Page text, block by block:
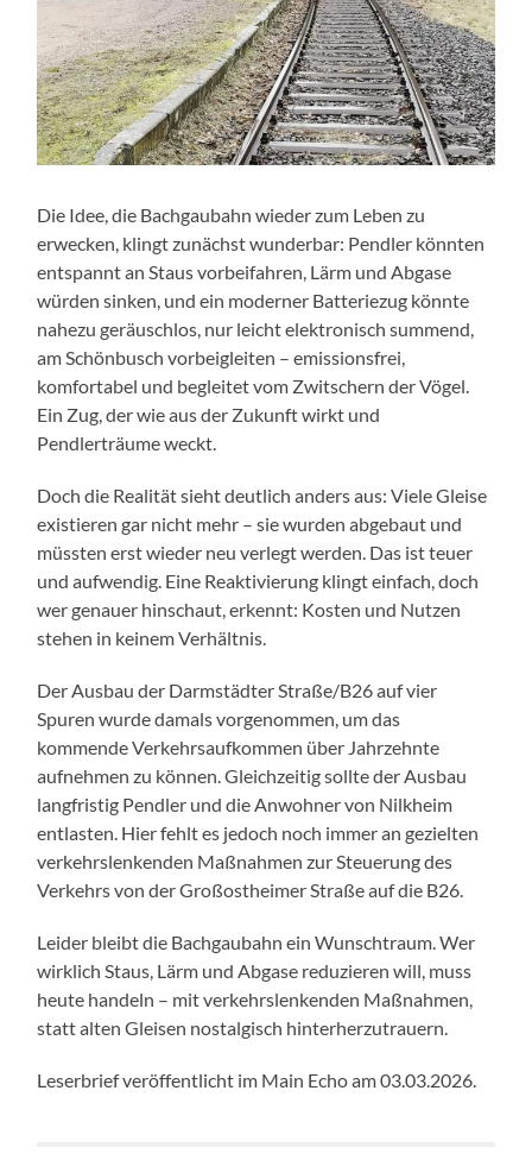
Die Idee, die Bachgaubahn wieder zum Leben zu
erwecken, klingt zunächst wunderbar: Pendler könnten
entspannt an Staus vorbeifahren, Lärm und Abgase
würden sinken, und ein moderner Batteriezug könnte
nahezu geräuschlos, nur leicht elektronisch summend,
am Schönbusch vorbeigleiten – emissionsfrei,
komfortabel und begleitet vom Zwitschern der Vögel.
Ein Zug, der wie aus der Zukunft wirkt und
Pendlerträume weckt.
Doch die Realität sieht deutlich anders aus: Viele Gleise
existieren gar nicht mehr – sie wurden abgebaut und
müssten erst wieder neu verlegt werden. Das ist teuer
und aufwendig. Eine Reaktivierung klingt einfach, doch
wer genauer hinschaut, erkennt: Kosten und Nutzen
stehen in keinem Verhältnis.
Der Ausbau der Darmstädter Straße/B26 auf vier
Spuren wurde damals vorgenommen, um das
kommende Verkehrsaufkommen über Jahrzehnte
aufnehmen zu können. Gleichzeitig sollte der Ausbau
langfristig Pendler und die Anwohner von Nilkheim
entlasten. Hier fehlt es jedoch noch immer an gezielten
verkehrslenkenden Maßnahmen zur Steuerung des
Verkehrs von der Großostheimer Straße auf die B26.
Leider bleibt die Bachgaubahn ein Wunschtraum. Wer
wirklich Staus, Lärm und Abgase reduzieren will, muss
heute handeln – mit verkehrslenkenden Maßnahmen,
statt alten Gleisen nostalgisch hinterherzutrauern.
Leserbrief veröffentlicht im Main Echo am 03.03.2026.